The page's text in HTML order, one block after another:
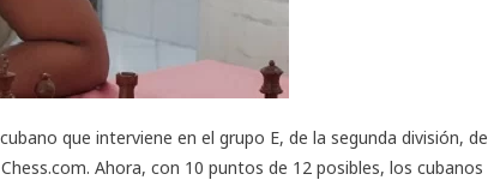
que interviene en el grupo E, de la segunda división, de
Ahora, con 10 puntos de 12 posibles, los cubanos